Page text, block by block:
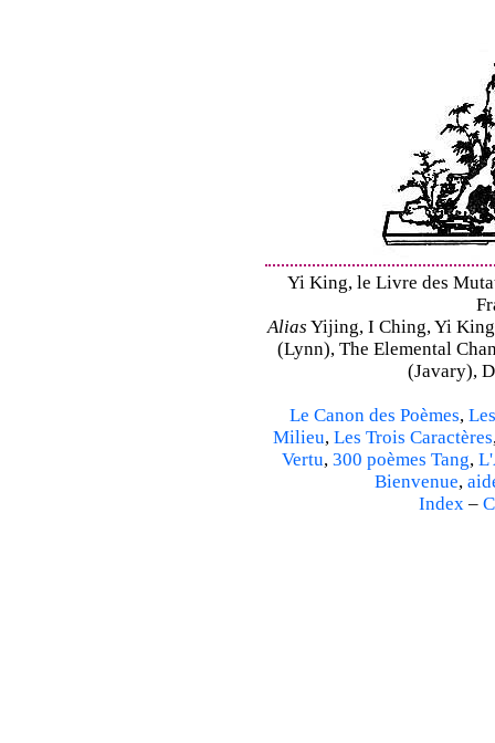
Yi King, le Livre des
Alias Yijing, I Ching, Yi
(Lynn), The Elemental
(Javary),
Le Canon des Poèmes,
Milieu, Les Trois Caractères
Vertu, 300 poèmes Tang,
Bienvenue,
Index–